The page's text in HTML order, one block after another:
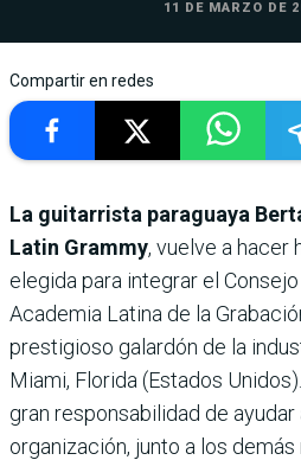
11 DE MARZO DE
Compartir en redes
La guitarrista paraguaya
Latin Grammy, vuelve a hacer
elegida para integrar el
Academia Latina de la
prestigioso galardón de la
Miami, Florida (Estados
gran responsabilidad de
organización, junto a los demás